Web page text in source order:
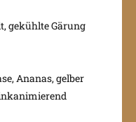
gekühlte Gärung
Ananas, gelber